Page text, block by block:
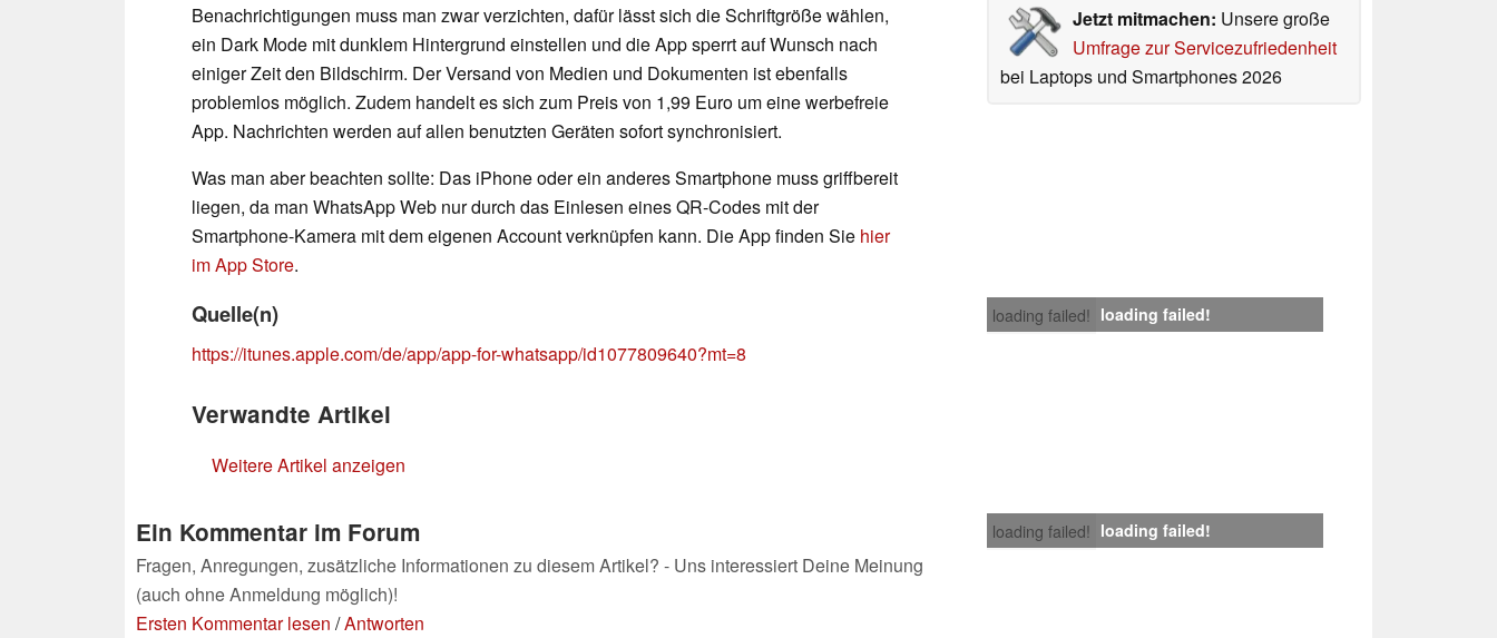
Jetzt mitmachen: Unsere große
Umfrage zur Servicezufriedenheit
bei Laptops und Smartphones 2026
Benachrichtigungen muss man zwar verzichten, dafür lässt sich die Schriftgröße wählen,
ein Dark Mode mit dunklem Hintergrund einstellen und die App sperrt auf Wunsch nach
einiger Zeit den Bildschirm. Der Versand von Medien und Dokumenten ist ebenfalls
problemlos möglich. Zudem handelt es sich zum Preis von 1,99 Euro um eine werbefreie
App. Nachrichten werden auf allen benutzten Geräten sofort synchronisiert.
Was man aber beachten sollte: Das iPhone oder ein anderes Smartphone muss griffbereit
liegen, da man WhatsApp Web nur durch das Einlesen eines QR-Codes mit der
Smartphone-Kamera mit dem eigenen Account verknüpfen kann. Die App finden Sie hier
im App Store.
loading failed! loading failed!
Quelle(n)
https://itunes.apple.com/de/app/app-for-whatsapp/id1077809640?mt=8
Verwandte Artikel
Weitere Artikel anzeigen
loading failed! loading failed!
Ein Kommentar im Forum
Fragen, Anregungen, zusätzliche Informationen zu diesem Artikel? - Uns interessiert Deine Meinung
(auch ohne Anmeldung möglich)!
Ersten Kommentar lesen /Antworten